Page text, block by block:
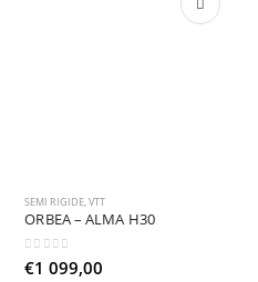
SEMI RIGIDE,VTT
ORBEA – ALMA H30
0sur 5
€1 099,00